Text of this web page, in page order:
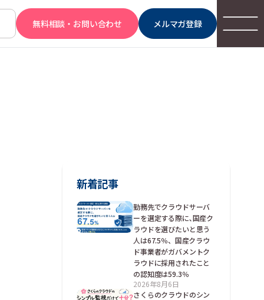
無料相談・お問い合わせ メルマガ登録
新着記事
勤務先でクラウドサーバ
ーを選定する際に､国産ク
ラウドを選びたいと思う
人は67.5％、国産クラウ
ド事業者がガバメントク
ラウドに採用されたこと
の認知度は59.3％
2026年8月6日
さくらのクラウドのシン